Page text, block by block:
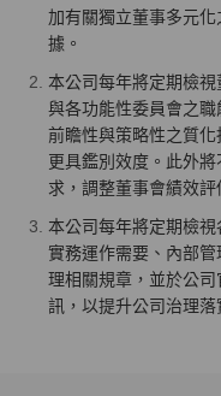
加有關獨立董事多元
據。
本公司每年將定期檢
與各功能性委員會之
前瞻性與策略性之質
更具鑑別效度。此外
求，調整董事會績效
本公司每年將定期檢
實務運作需要、內部
理相關規章，並於公
訊，以提升公司治理落